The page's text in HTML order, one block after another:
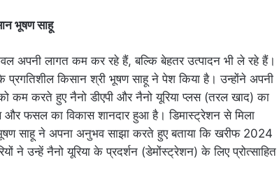
भूषण साहू
लागत कम कर रहे हैं, बल्कि बेहतर उत्पादन भी ले रहे हैं।
किसान श्री भूषण साहू ने पेश किया है। उन्होंने अपनी
कम करते हुए नैनो डीएपी और नैनो यूरिया प्लस (तरल खाद) का
फसल का विकास शानदार हुआ है। डिमास्ट्रेशन से मिला
साहू ने अपना अनुभव साझा करते हुए बताया कि खरीफ 2024
ने उन्हें नैनो यूरिया के प्रदर्शन (डेमोंस्ट्रेशन) के लिए प्रोत्साहित